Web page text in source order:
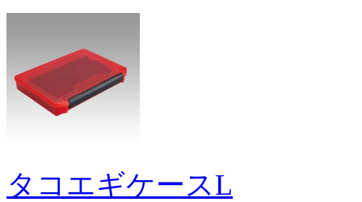
タコエギケースL